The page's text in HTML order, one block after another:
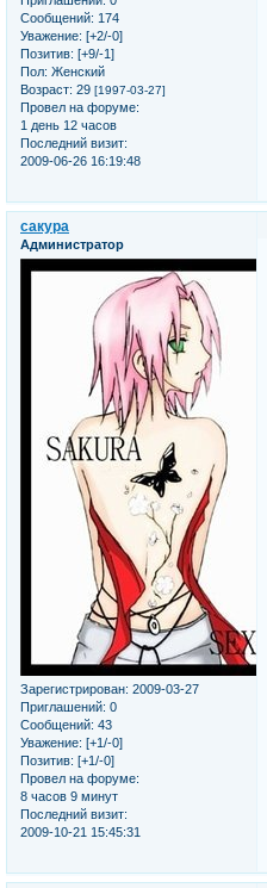
Сообщений: 174
Уважение: [+2/-0]
Позитив: [+9/-1]
Пол: Женский
Возраст: 29 [1997-03-27]
Провел на форуме:
1 день 12 часов
Последний визит:
2009-06-26 16:19:48
сакура
Администратор
Зарегистрирован: 2009-03-27
Приглашений: 0
Сообщений: 43
Уважение: [+1/-0]
Позитив: [+1/-0]
Провел на форуме:
8 часов 9 минут
Последний визит:
2009-10-21 15:45:31